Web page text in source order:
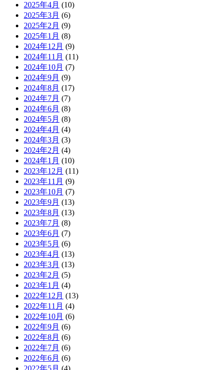
2025年4月 (10)
2025年3月 (6)
2025年2月 (9)
2025年1月 (8)
2024年12月 (9)
2024年11月 (11)
2024年10月 (7)
2024年9月 (9)
2024年8月 (17)
2024年7月 (7)
2024年6月 (8)
2024年5月 (8)
2024年4月 (4)
2024年3月 (3)
2024年2月 (4)
2024年1月 (10)
2023年12月 (11)
2023年11月 (9)
2023年10月 (7)
2023年9月 (13)
2023年8月 (13)
2023年7月 (8)
2023年6月 (7)
2023年5月 (6)
2023年4月 (13)
2023年3月 (13)
2023年2月 (5)
2023年1月 (4)
2022年12月 (13)
2022年11月 (4)
2022年10月 (6)
2022年9月 (6)
2022年8月 (6)
2022年7月 (6)
2022年6月 (6)